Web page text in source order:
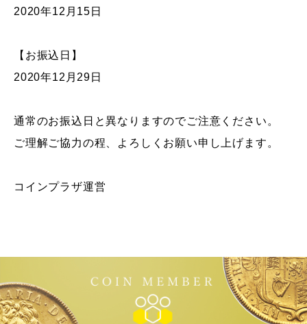
2020年12月15日
【お振込日】
2020年12月29日
通常のお振込日と異なりますのでご注意ください。
ご理解ご協力の程、よろしくお願い申し上げます。
コインプラザ運営